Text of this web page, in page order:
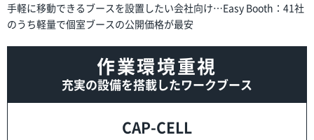
手軽に移動できるブースを設置したい会社向け…Easy Booth：41社
のうち軽量で個室ブースの公開価格が最安
作業環境重視
充実の設備を搭載したワークブース
CAP-CELL